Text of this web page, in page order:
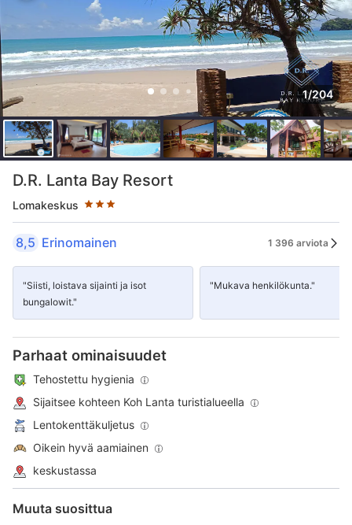
1/204
D.R. Lanta Bay Resort
Lomakeskus
Tähtiluokitus 3 tähteä
8,5 Erinomainen 1 396 arviota
"Siisti, loistava sijainti ja isot
bungalowit."
"Mukava henkilökunta."
Parhaat ominaisuudet
Tehostettu hygienia
Sijaitsee kohteen Koh Lanta turistialueella
Lentokenttäkuljetus
Oikein hyvä aamiainen
keskustassa
Muuta suosittua